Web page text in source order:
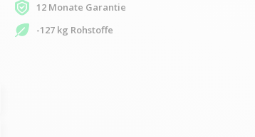
12 Monate Garantie
-127 kg Rohstoffe